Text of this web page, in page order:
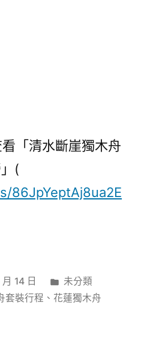
「清水斷崖獨木舟
(
86JpYeptAj8ua2E
14 日
分
類:
未分類
套裝行程 、 花蓮獨木舟